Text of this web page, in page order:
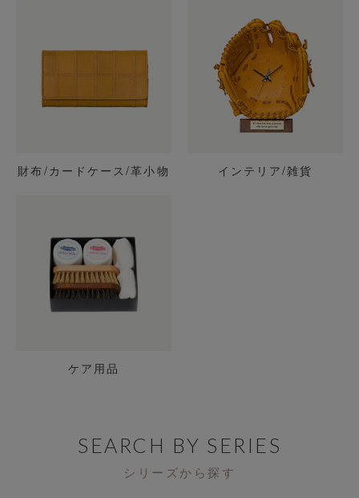
財布/カードケース/革小物 インテリア/雑貨
ケア用品
SEARCH BY SERIES
シリーズから探す